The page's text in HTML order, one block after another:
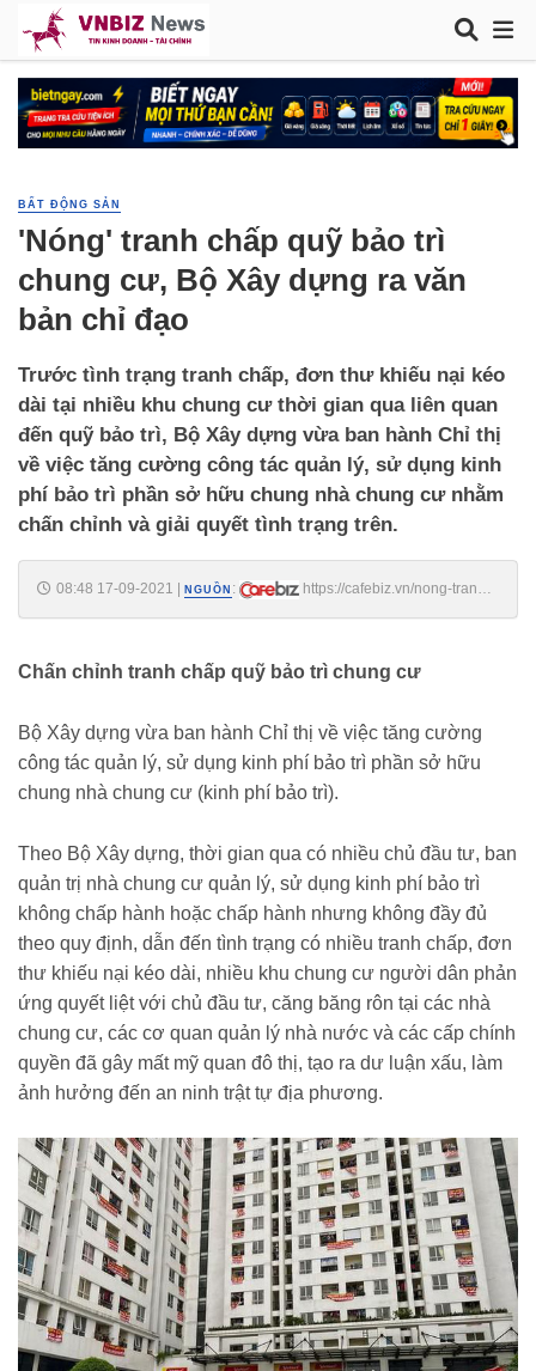
BẤT ĐỘNG SẢN
'Nóng' tranh chấp quỹ bảo trì
chung cư, Bộ Xây dựng ra văn
bản chỉ đạo
Trước tình trạng tranh chấp, đơn thư khiếu nại kéo
dài tại nhiều khu chung cư thời gian qua liên quan
đến quỹ bảo trì, Bộ Xây dựng vừa ban hành Chỉ thị
về việc tăng cường công tác quản lý, sử dụng kinh
phí bảo trì phần sở hữu chung nhà chung cư nhằm
chấn chỉnh và giải quyết tình trạng trên.
08:48 17-09-2021 NGUỒN :
https://cafebiz.vn/nong-tranh-
Chấn chỉnh tranh chấp quỹ bảo trì chung cư
Bộ Xây dựng vừa ban hành Chỉ thị về việc tăng cường
công tác quản lý, sử dụng kinh phí bảo trì phần sở hữu
chung nhà chung cư (kinh phí bảo trì).
Theo Bộ Xây dựng, thời gian qua có nhiều chủ đầu tư, ban
quản trị nhà chung cư quản lý, sử dụng kinh phí bảo trì
không chấp hành hoặc chấp hành nhưng không đầy đủ
theo quy định, dẫn đến tình trạng có nhiều tranh chấp, đơn
thư khiếu nại kéo dài, nhiều khu chung cư người dân phản
ứng quyết liệt với chủ đầu tư, căng băng rôn tại các nhà
chung cư, các cơ quan quản lý nhà nước và các cấp chính
quyền đã gây mất mỹ quan đô thị, tạo ra dư luận xấu, làm
ảnh hưởng đến an ninh trật tự địa phương.